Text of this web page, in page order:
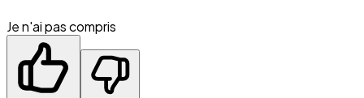
Je n'ai pas compris